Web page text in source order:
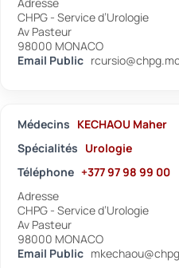
CHPG - Service d’Urologie
Av Pasteur
98000 MONACO
Email Public rcursio@chpg.mc
Médecins KECHAOU Maher
Spécialités Urologie
Téléphone +377 97 98 99 00
Adresse
CHPG - Service d’Urologie
Av Pasteur
98000 MONACO
Email Public